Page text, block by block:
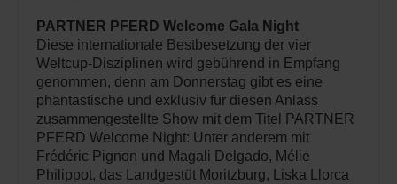
PARTNER PFERD Welcome Gala Night
Diese internationale Bestbesetzung der vier
Weltcup-Disziplinen wird gebührend in Empfang
genommen, denn am Donnerstag gibt es eine
phantastische und exklusiv für diesen Anlass
zusammengestellte Show mit dem Titel PARTNER
PFERD Welcome Night: Unter anderem mit
Frédéric Pignon und Magali Delgado, Mélie
Philippot, das Landgestüt Moritzburg, Liska Llorca